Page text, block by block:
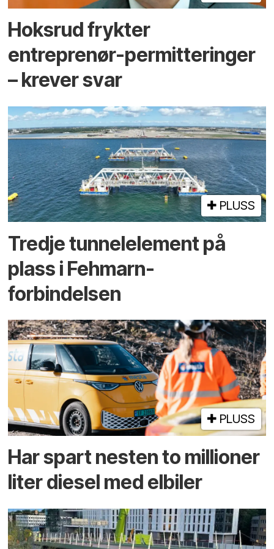
Hoksrud frykter
entreprenør-permitteringer
– krever svar
PLUSS
Tredje tunnel­element på
plass i Fehmarn-
forbindelsen
PLUSS
Har spart nesten to millioner
liter diesel med elbiler